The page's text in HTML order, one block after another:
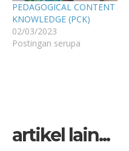
PEDAGOGICAL CONTENT
KNOWLEDGE (PCK)
02/03/2023
Postingan serupa
artikel lain...